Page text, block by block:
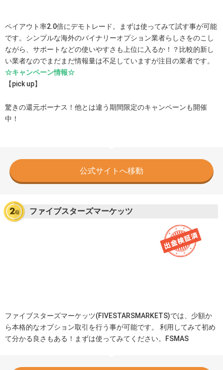
ペイアウト率2.0倍にデモトレード。まずは使ってみて試す事が可能
です。シンプルな海外のバイナリーオプション業者らしさをのこし
ながら、サポートなどの使いやすさも上位に入るか！？比較的新し
い業者なのでまだまだ情報量は不足していますが注目の業者です。
☆キャンペーン情報☆
【pick up】
驚きの還元ボーナス！他とは違う期間限定のキャンペーンも開催
中！
公式サイトへ移動
ファイブスターズマーケッツ
ファイブスターズマーケッツ(FIVESTARSMARKETS)では、少額か
ら本格的なオプション取引を行う事が可能です。 利用してみて初め
て分かる良さもある！まずは使ってみてください。FSMAS